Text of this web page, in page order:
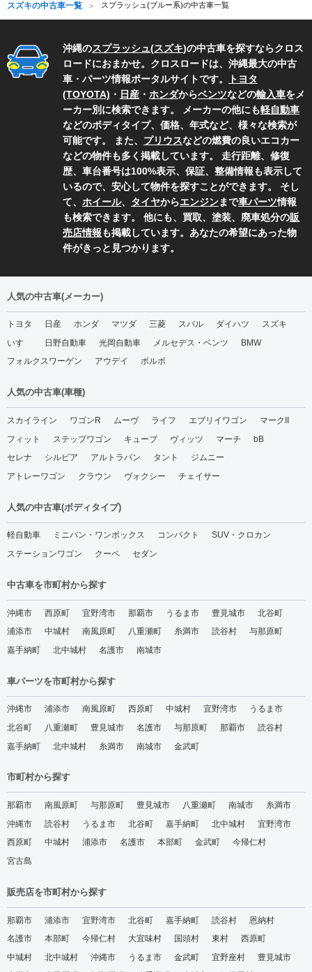
スズキの中古車一覧 スプラッシュ(ブルー系)の中古車一覧
沖縄のスプラッシュ(スズキ)の中古車を探すならクロス
ロードにおまかせ。クロスロードは、沖縄最大の中古
車・パーツ情報ポータルサイトです。
トヨタ
(TOYOTA) ・ 日産 ・ ホンダからベンツなどの輸入車をメ
ーカー別に検索できます。 メーカーの他にも軽自動車
などのボディタイプ、価格、年式など、様々な検索が
可能です。 また、 プリウスなどの燃費の良いエコカー
などの物件も多く掲載しています。 走行距離、修復
歴、車台番号は100%表示、保証、整備情報も表示して
いるので、安心して物件を探すことができます。 そし
て、 ホイール、 タイヤからエンジンまで車パーツ情報
も検索できます。 他にも、買取、塗装、廃車処分の販
売店情報も掲載しています。あなたの希望にあった物
件がきっと見つかります。
人気の中古車(メーカー)
トヨタ 日産 ホンダ マツダ 三菱 スバル ダイハツ
スズキ
いすゞ
日野自動車 光岡自動車 メルセデス・ベンツ
BMW
フォルクスワーゲン
アウデイ ボルボ
人気の中古車(車種)
スカイライン ワゴンR ムーヴ ライフ エブリイワゴン
マークII
フィット
ステップワゴン キューブ ヴィッツ マーチ
bB
セレナ
シルビア アルトラパン タント
ジムニー
アトレーワゴン
クラウン ヴォクシー チェイサー
人気の中古車(ボディタイプ)
軽自動車 ミニバン・ワンボックス コンパクト
SUV・クロカン
ステーションワゴン
クーペ セダン
中古車を市町村から探す
沖縄市 西原町 宜野湾市 那覇市 うるま市 豊見城市
北谷町
浦添市
中城村 南風原町 八重瀬町 糸満市 読谷村
与那原町
嘉手納町
北中城村 名護市 南城市
車パーツを市町村から探す
沖縄市 浦添市 南風原町 西原町 中城村 宜野湾市
うるま市
北谷町
八重瀬町 豊見城市 名護市 与那原町 那覇市
読谷村
嘉手納町
北中城村 糸満市 南城市 金武町
市町村から探す
那覇市 南風原町 与那原町 豊見城市 八重瀬町 南城市
糸満市
沖縄市
読谷村 うるま市 北谷町 嘉手納町 北中城村
宜野湾市
西原町
中城村 浦添市 名護市 本部町 金武町
今帰仁村
宮古島
販売店を市町村から探す
那覇市 浦添市 宜野湾市 北谷町 嘉手納町 読谷村
恩納村
名護市
本部町 今帰仁村 大宜味村 国頭村 東村
西原町
中城村
北中城村 沖縄市 うるま市 金武町 宜野座村
豊見城市